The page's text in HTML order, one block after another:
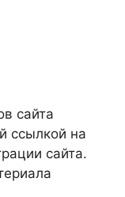
сайта
ссылкой на
сайта.